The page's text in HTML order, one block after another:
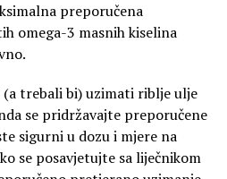
preporučena
omega-3 masnih kiselina
(a trebali bi) uzimati riblje ulje
se pridržavajte preporučene
sigurni u dozu i mjere na
se posavjetujte sa liječnikom